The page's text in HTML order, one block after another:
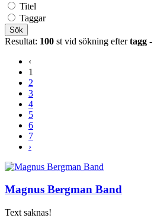
Titel
Taggar
Sök
Resultat: 100 st vid sökning eftertagg
‹
1
2
3
4
5
6
7
›
Magnus Bergman Band
Text saknas!